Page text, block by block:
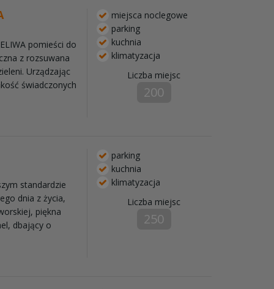
pomieści do
z rozsuwana
Urządzając
świadczonych
miejsca noclegowe
parking
kuchnia
klimatyzacja
Liczba miejsc
200
standardzie
dnia z życia,
piękna
dbający o
parking
kuchnia
klimatyzacja
Liczba miejsc
250